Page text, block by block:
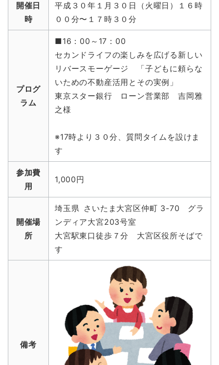
開催日
時
平成３０年１月３０日（火曜日）１６時
００分〜１７時３０分
プログ
ラム
■16：00～17：00
セカンドライフの楽しみを広げる新しい
リバースモーゲージ 「子どもに頼らな
いための不動産活用とその実例」
東京スター銀行 ローン営業部 吉岡雅
之様
※17時より３０分、質問タイムを設けま
す
参加費
用
1,000円
開催場
所
埼玉県 さいたま大宮区仲町 3-70 グラ
ンディア大宮203号室
大宮駅東口徒歩７分 大宮区役所そばで
す
備考